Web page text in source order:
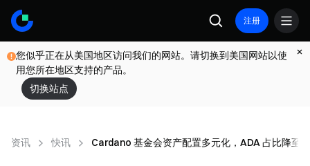
注册
您似乎正在从美国地区访问我们的网站。请切换到美国网站以使
用您所在地区支持的产品。
切换站点
资讯 快讯 Cardano 基金会资产配置多元化，ADA 占比降至